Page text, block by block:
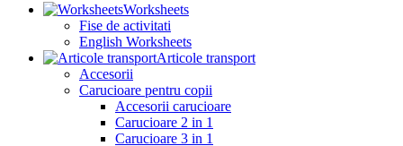
Worksheets
Fise de activitati
English Worksheets
Articole transport
Accesorii
Carucioare pentru copii
Accesorii carucioare
Carucioare 2 in 1
Carucioare 3 in 1